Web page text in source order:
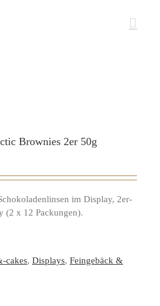
Brownies 2er 50g
im Display, 2er-
(2 x 12 Packungen).
cakes, Displays, Feingebäck &